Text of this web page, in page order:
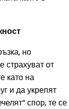
но
страхуват от
като на
и да укрепят
спор, те се